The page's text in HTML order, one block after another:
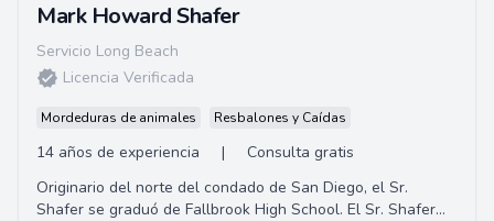
Mark Howard Shafer
Servicio Long Beach
Licencia Verificada
Mordeduras de animales Resbalones y Caídas
14 años de experiencia |
Consulta gratis
Originario del norte del condado de San Diego, el Sr.
Shafer se graduó de Fallbrook High School. El Sr. Shafer